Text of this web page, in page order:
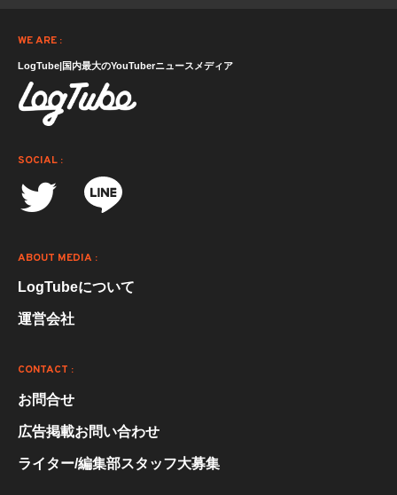
WE ARE :
LogTube|国内最大のYouTuberニュースメディア
SOCIAL :
ABOUT MEDIA :
LogTubeについて
運営会社
CONTACT :
お問合せ
広告掲載お問い合わせ
ライター/編集部スタッフ大募集